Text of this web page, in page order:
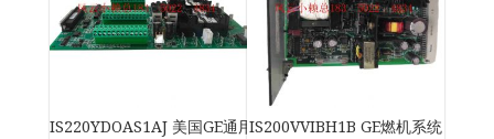
IS220YDOAS1AJ 美国GE通用电气IS200VVIBH1B GE燃机系统